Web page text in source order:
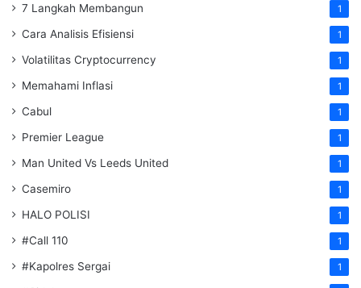
7 Langkah Membangun 1
Cara Analisis Efisiensi 1
Volatilitas Cryptocurrency 1
Memahami Inflasi 1
Cabul 1
Premier League 1
Man United Vs Leeds United 1
Casemiro 1
HALO POLISI 1
#Call 110 1
#Kapolres Sergai 1